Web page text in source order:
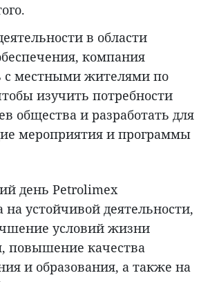
в области
компания
с местными жителями по
изучить потребности
общества и разработать для
мероприятия и программы
день Petrolimex
на устойчивой деятельности,
условий жизни
повышение качества
и образования, а также на